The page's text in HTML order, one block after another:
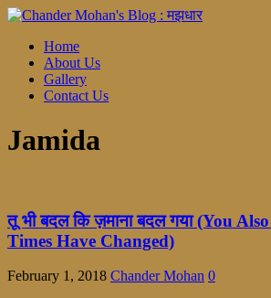
Home
About Us
Gallery
Contact Us
Jamida
तू भी बदल कि ज़माना बदल गया (You
Times Have Changed)
February 1, 2018 Chander Mohan 0